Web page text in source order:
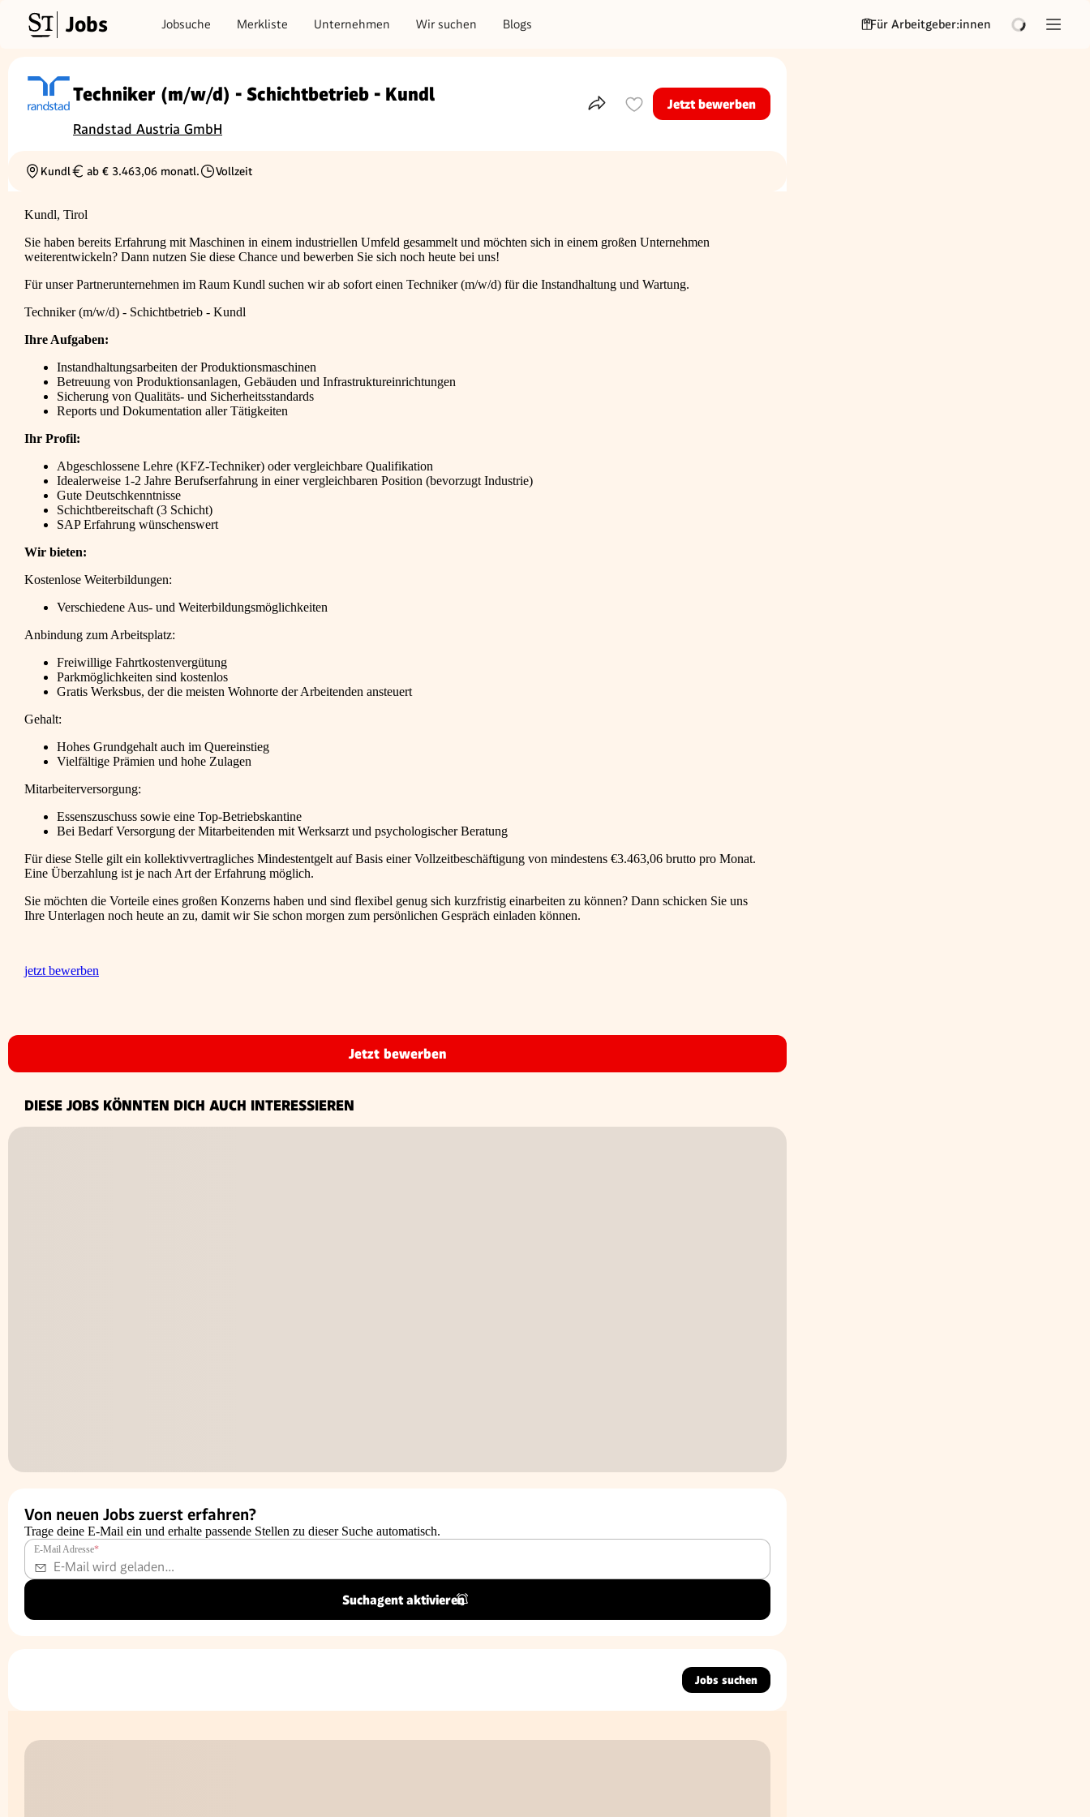
Jobs Jobsuche Merkliste Unternehmen Wir suchen Blogs Für Arbeitgeber:innen
Techniker (m/w/d) - Schichtbetrieb - Kundl
Randstad Austria GmbH
Teile dieses InseratJetzt bewerben
Ortschaft
Kundl
Gehalt
ab € 3.463,06 monatl.
Beschäftigungsart
Vollzeit
Kundl, Tirol
Sie haben bereits Erfahrung mit Maschinen in einem industriellen Umfeld gesammelt und möchten sich in einem großen Unternehmen
weiterentwickeln? Dann nutzen Sie diese Chance und bewerben Sie sich noch heute bei uns!
Für unser Partnerunternehmen im Raum Kundl suchen wir ab sofort einen Techniker (m/w/d) für die Instandhaltung und Wartung.
Techniker (m/w/d) - Schichtbetrieb - Kundl
Ihre Aufgaben:
Instandhaltungsarbeiten der Produktionsmaschinen
Betreuung von Produktionsanlagen, Gebäuden und Infrastruktureinrichtungen
Sicherung von Qualitäts- und Sicherheitsstandards
Reports und Dokumentation aller Tätigkeiten
Ihr Profil:
Abgeschlossene Lehre (KFZ-Techniker) oder vergleichbare Qualifikation
Idealerweise 1-2 Jahre Berufserfahrung in einer vergleichbaren Position (bevorzugt Industrie)
Gute Deutschkenntnisse
Schichtbereitschaft (3 Schicht)
SAP Erfahrung wünschenswert
Wir bieten:
Kostenlose Weiterbildungen:
Verschiedene Aus- und Weiterbildungsmöglichkeiten
Anbindung zum Arbeitsplatz:
Freiwillige Fahrtkostenvergütung
Parkmöglichkeiten sind kostenlos
Gratis Werksbus, der die meisten Wohnorte der Arbeitenden ansteuert
Gehalt:
Hohes Grundgehalt auch im Quereinstieg
Vielfältige Prämien und hohe Zulagen
Mitarbeiterversorgung:
Essenszuschuss sowie eine Top-Betriebskantine
Bei Bedarf Versorgung der Mitarbeitenden mit Werksarzt und psychologischer Beratung
Für diese Stelle gilt ein kollektivvertragliches Mindestentgelt auf Basis einer Vollzeitbeschäftigung von mindestens €3.463,06 brutto pro Monat.
Eine Überzahlung ist je nach Art der Erfahrung möglich.
Sie möchten die Vorteile eines großen Konzerns haben und sind flexibel genug sich kurzfristig einarbeiten zu können? Dann schicken Sie uns
Ihre Unterlagen noch heute an zu, damit wir Sie schon morgen zum persönlichen Gespräch einladen können.
jetzt bewerben
Jetzt bewerben
DIESE JOBS KÖNNTEN DICH AUCH INTERESSIEREN
Von neuen Jobs zuerst erfahren?
Trage deine E-Mail ein und erhalte passende Stellen zu dieser Suche automatisch.
E-Mail Adresse*
Suchagent aktivieren
Jobs suchen